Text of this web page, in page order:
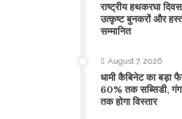
राष्ट्रीय हथकरघा
उत्कृष्ट बुनकरों और
सम्मानित
August 7, 2026
​धामी कैबिनेट का बड़ा
60% तक सब्सिडी,
तक होगा विस्तार